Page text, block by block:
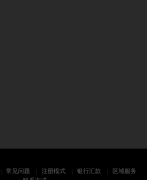
常见问题 注册模式 银行汇款
区域服务